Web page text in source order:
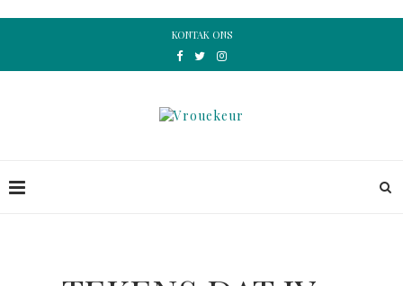
KONTAK ONS